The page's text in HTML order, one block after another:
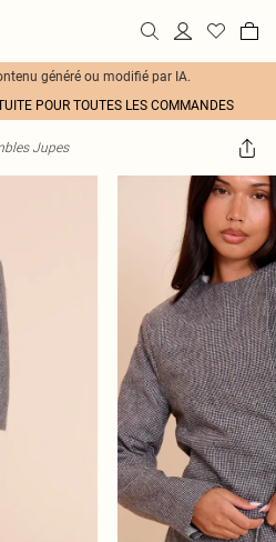
généré ou modifié par IA.
POUR TOUTES LES COMMANDES
Jupes